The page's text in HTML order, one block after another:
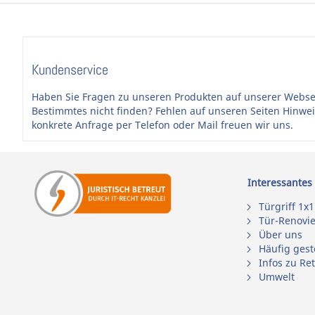
Kundenservice
Haben Sie Fragen zu unseren Produkten auf unserer
Bestimmtes nicht finden? Fehlen auf unseren Seiten
konkrete Anfrage per Telefon oder Mail freuen wir uns.
Interessantes
Türgriff 1x1
Tür-
Über uns
Häufig
Infos zu
Umwelt